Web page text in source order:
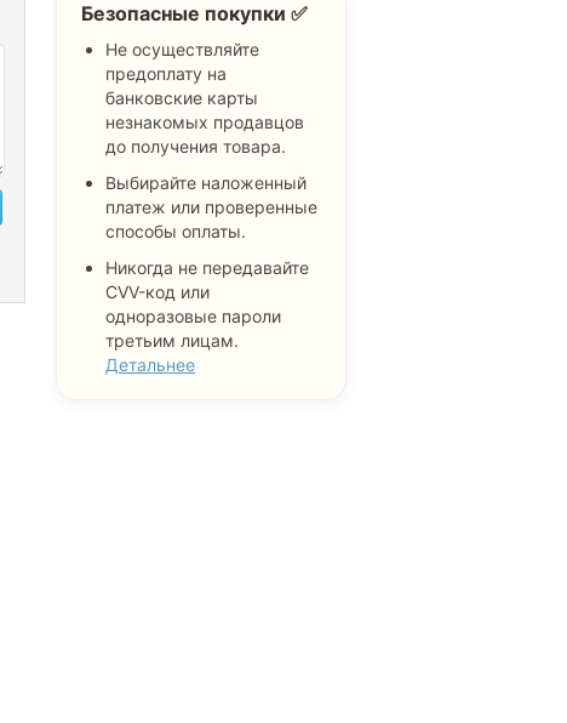
Безопасные покупки ✅
Не осуществляйте
предоплату на
банковские карты
незнакомых продавцов
до получения товара.
Выбирайте наложенный
платеж или проверенные
способы оплаты.
Никогда не передавайте
CVV-код или
одноразовые пароли
третьим лицам.
Детальнее